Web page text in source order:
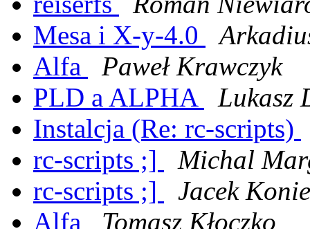
Mesa i X-y-4.0
Alfa
Paweł Krawczyk
PLD a ALPHA
Lukasz
Instalcja (Re: rc-scripts)
rc-scripts ;]
Michal
rc-scripts ;]
Jacek
Alfa
Tomasz Kłoczko